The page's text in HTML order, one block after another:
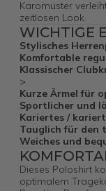
Karomuster
zeitlosen Look.
WICHTIGE
Stylisches
Komfortable
Klassischer
>
Kurze Ärmel für
Sportlicher und
Kariertes /
Tauglich für den
Weiches und
Dieses Poloshirt
optimalem